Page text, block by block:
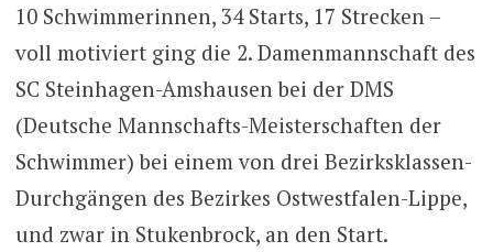
10 Schwimmerinnen, 34 Starts, 17 Strecken –
voll motiviert ging die 2. Damenmannschaft des
SC Steinhagen-Amshausen bei der DMS
(Deutsche Mannschafts-Meisterschaften der
Schwimmer) bei einem von drei Bezirksklassen-
Durchgängen des Bezirkes Ostwestfalen-Lippe,
und zwar in Stukenbrock, an den Start.